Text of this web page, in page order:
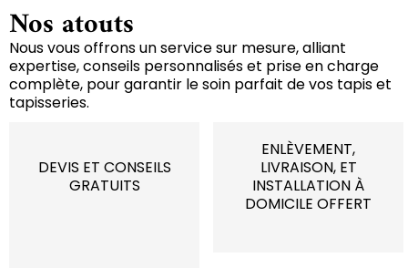
Nos atouts
Nous vous offrons un service sur mesure, alliant
expertise, conseils personnalisés et prise en charge
complète, pour garantir le soin parfait de vos tapis et
tapisseries.
DEVIS ET CONSEILS
GRATUITS
ENLÈVEMENT,
LIVRAISON, ET
INSTALLATION À
DOMICILE OFFERT